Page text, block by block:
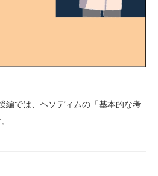
編では、ヘソディムの「基本的な考